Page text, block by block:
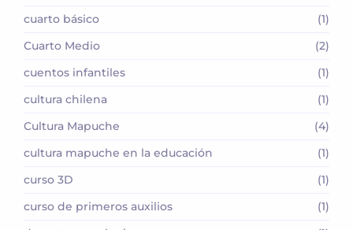
cuarto básico
(1)
Cuarto Medio
(2)
cuentos infantiles
(1)
cultura chilena
(1)
Cultura Mapuche
(4)
cultura mapuche en la educación
(1)
curso 3D
(1)
curso de primeros auxilios
(1)